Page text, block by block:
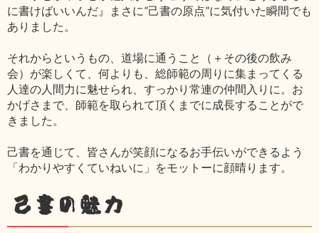
に書けばいいんだ』まさに”己書の原点”に気付いた瞬間でも
ありました。
それからというもの、道場に通うこと（＋その後の飲み
会）が楽しくて、何よりも、総師範の周りに集まってくる
人達の人間力に魅せられ、すっかり常連の仲間入りに。お
かげさまで、師範を取られて頂くまでに成長することがで
きました。
己書を通じて、皆さんが笑顔になるお手伝いができるよう
「わかりやすくていねいに」をモットーに顔晴ります。
己書の魅力